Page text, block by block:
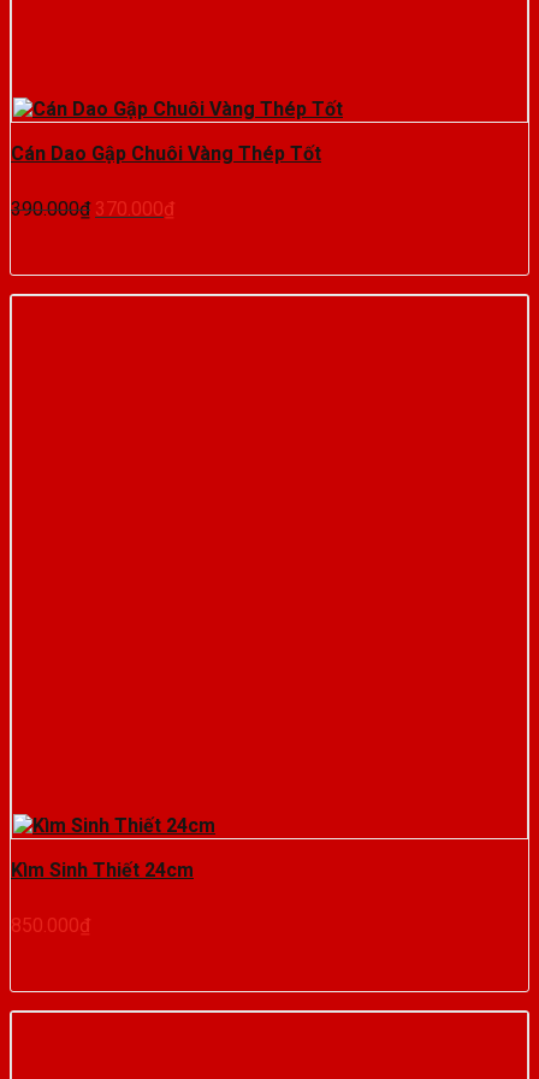
Cán Dao Gập Chuôi Vàng Thép Tốt
390.000₫ Giá
390.000₫.
370.000₫Giá
là:
370.000₫.
Kìm Sinh Thiết 24cm
850.000₫